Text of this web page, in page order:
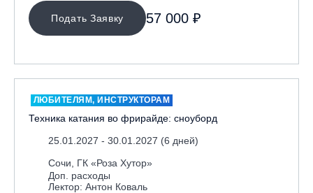
Подать Заявку 57 000 ₽
ЛЮБИТЕЛЯМ, ИНСТРУКТОРАМ
Техника катания во фрирайде: сноуборд
25.01.2027 - 30.01.2027 (6 дней)
Сочи, ГК «Роза Хутор»
Доп. расходы
Лектор: Антон Коваль